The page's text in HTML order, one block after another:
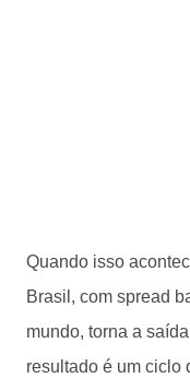
Quando isso
Brasil, com spread
mundo, torna a
resultado é um ciclo